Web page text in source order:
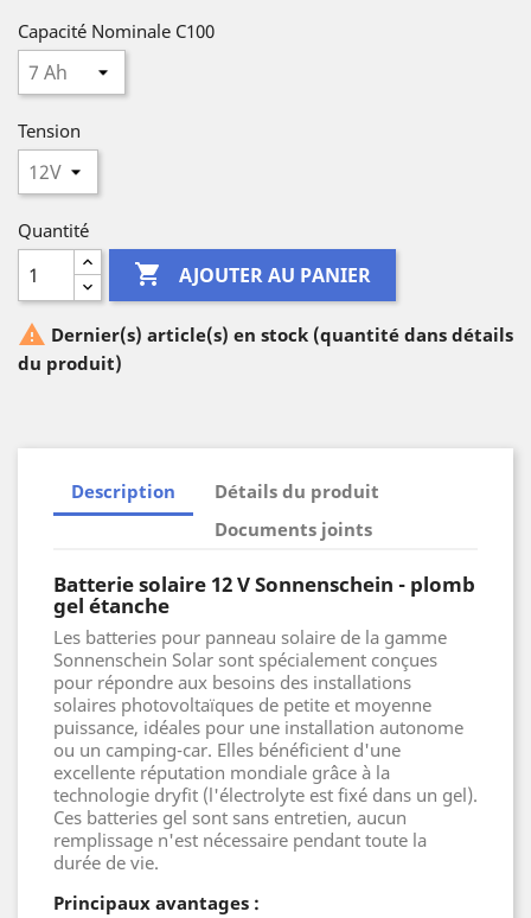
Capacité Nominale C100
Tension
Quantité
 AJOUTER AU PANIER
 Dernier(s) article(s) en stock (quantité dans détails
du produit)
Description
Détails du produit
Documents joints
Batterie solaire 12 V Sonnenschein - plomb
gel étanche
Les batteries pour panneau solaire de la gamme
Sonnenschein Solar sont spécialement conçues
pour répondre aux besoins des installations
solaires photovoltaïques de petite et moyenne
puissance, idéales pour une installation autonome
ou un camping-car. Elles bénéficient d'une
excellente réputation mondiale grâce à la
technologie dryfit (l'électrolyte est fixé dans un gel).
Ces batteries gel sont sans entretien, aucun
remplissage n'est nécessaire pendant toute la
durée de vie.
Principaux avantages :